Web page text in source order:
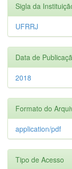
Sigla da
UFRRJ
Data de
2018
Formato do
application/pdf
Tipo de Acesso